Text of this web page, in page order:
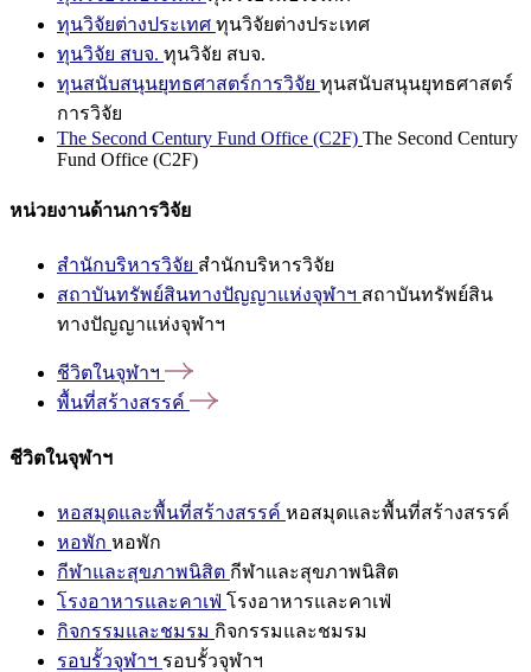
ทุนวิจัยต่างประเทศ ทุนวิจัยต่างประเทศ
ทุนวิจัย สบจ. ทุนวิจัย สบจ.
ทุนสนับสนุนยุทธศาสตร์การวิจัย ทุนสนับสนุนยุทธศาสตร์
การวิจัย
The Second Century Fund Office (C2F) The Second Century
Fund Office (C2F)
หน่วยงานด้านการวิจัย
สำนักบริหารวิจัย สำนักบริหารวิจัย
สถาบันทรัพย์สินทางปัญญาแห่งจุฬาฯ สถาบันทรัพย์สิน
ทางปัญญาแห่งจุฬาฯ
ชีวิตในจุฬาฯ
พื้นที่สร้างสรรค์
ชีวิตในจุฬาฯ
หอสมุดและพื้นที่สร้างสรรค์ หอสมุดและพื้นที่สร้างสรรค์
หอพัก หอพัก
กีฬาและสุขภาพนิสิต กีฬาและสุขภาพนิสิต
โรงอาหารและคาเฟ่ โรงอาหารและคาเฟ่
กิจกรรมและชมรม กิจกรรมและชมรม
รอบรั้วจุฬาฯ รอบรั้วจุฬาฯ